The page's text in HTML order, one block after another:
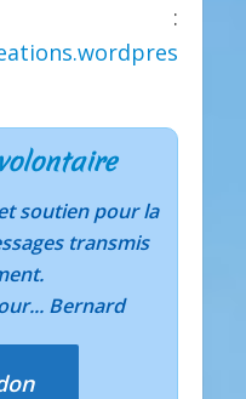
:
soutien pour la
transmis
Bernard